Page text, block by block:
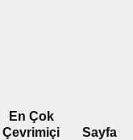
En Çok
Çevrimiçi
Sayfa